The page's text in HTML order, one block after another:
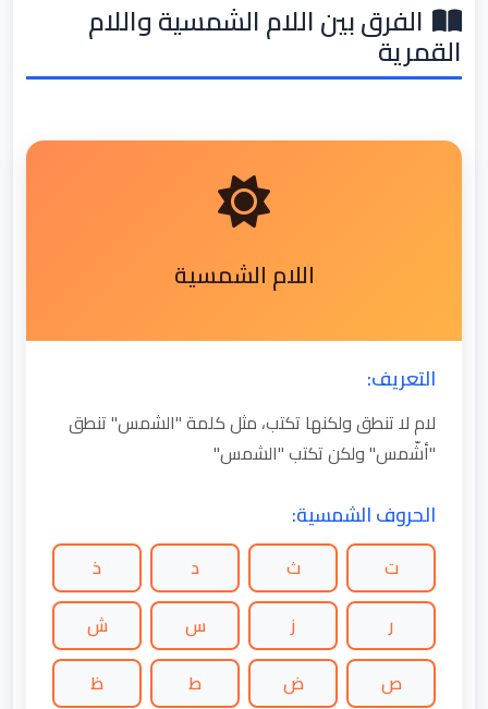
الفرق بين اللام الشمسية واللام
القمرية
اللام الشمسية
التعريف:
لام لا تنطق ولكنها تكتب، مثل كلمة "الشمس" تنطق
"أشّمس" ولكن تكتب "الشمس"
الحروف الشمسية:
ت ث د
ذ
ر
ز س
ش
ص
ض ط
ظ